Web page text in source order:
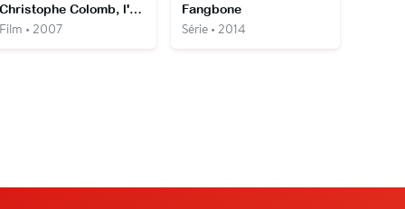
Christophe Colomb, l'énigme
• 2007
Fangbone
Série • 2014